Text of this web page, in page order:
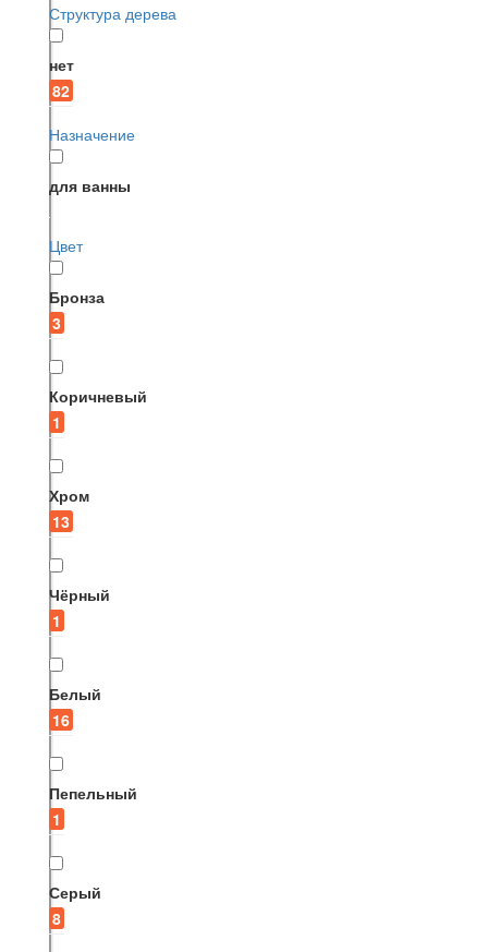
Структура дерева
нет
82
Назначение
для ванны
Цвет
Бронза
3
Коричневый
1
Хром
13
Чёрный
1
Белый
16
Пепельный
1
Серый
8